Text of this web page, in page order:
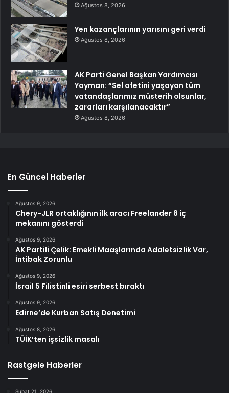
Ağustos 8, 2026
Yen kazançlarının yarısını geri verdi
Ağustos 8, 2026
AK Parti Genel Başkan Yardımcısı
Yayman: “Sel afetini yaşayan tüm
vatandaşlarımız müsterih olsunlar,
zararları karşılanacaktır”
Ağustos 8, 2026
En Güncel Haberler
Ağustos 9, 2026
Chery-JLR ortaklığının ilk aracı Freelander 8 iç
mekanını gösterdi
Ağustos 9, 2026
AK Partili Çelik: Emekli Maaşlarında Adaletsizlik Var,
İntibak Zorunlu
Ağustos 9, 2026
İsrail 5 Filistinli esiri serbest bıraktı
Ağustos 9, 2026
Edirne’de Kurban Satış Denetimi
Ağustos 8, 2026
TÜİK’ten işsizlik masalı
Rastgele Haberler
Şubat 21, 2026